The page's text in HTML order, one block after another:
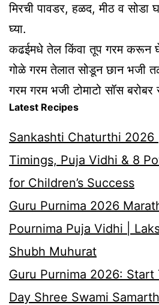
मिरची पावडर, हळद, मीठ व
घ्या.
कढईमधे तेल किंवा तूप गरम करून
गोळे गरम तेलात सोडून छान भजी
गरम गरम भजी टोमाटो सॉस बरोबर
Latest Recipes
Sankashti Chaturthi 2026
Timings, Puja Vidhi & 8
for Children’s Success
Guru Purnima 2026
Pournima Puja Vidhi |
Shubh Muhurat
Guru Purnima 2026:
Day Shree Swami